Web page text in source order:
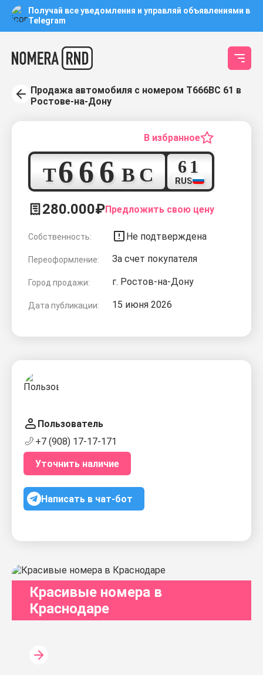
Получай все уведомления и управляй объявлениями в
Telegram
Продажа автомобиля с номером Т666ВС 61 в
Ростове-на-Дону
В избранное
Т6
6
6
В
С 61
RUS
280.000₽Предложить свою цену
Собственность: Не подтверждена
Переоформление: За счет покупателя
Город продажи: г. Ростов-на-Дону
Дата публикации: 15 июня 2026
Пользователь
+7 (908) 17-17-171
Уточнить наличие
Написать в чат-бот
Красивые номера в
Краснодаре